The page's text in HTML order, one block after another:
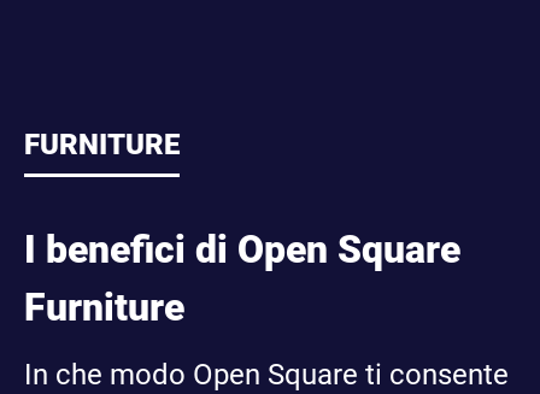
FURNITURE
I benefici di Open Square
Furniture
In che modo Open Square ti consente